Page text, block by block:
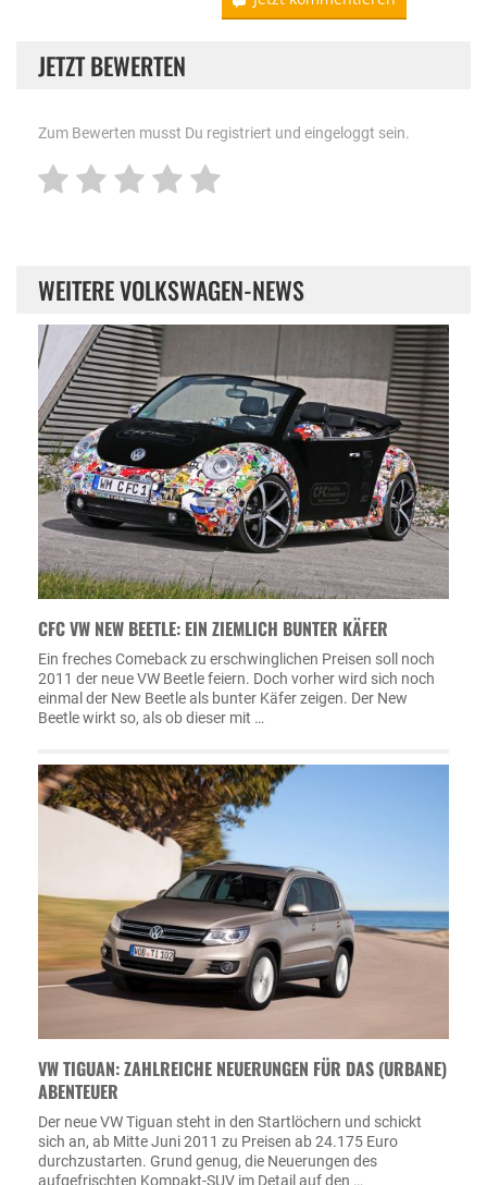
JETZT BEWERTEN
Zum Bewerten musst Du registriert und eingeloggt sein.
WEITERE VOLKSWAGEN-NEWS
CFC VW NEW BEETLE: EIN ZIEMLICH BUNTER KÄFER
Ein freches Comeback zu erschwinglichen Preisen soll noch
2011 der neue VW Beetle feiern. Doch vorher wird sich noch
einmal der New Beetle als bunter Käfer zeigen. Der New
Beetle wirkt so, als ob dieser mit …
VW TIGUAN: ZAHLREICHE NEUERUNGEN FÜR DAS (URBANE)
ABENTEUER
Der neue VW Tiguan steht in den Startlöchern und schickt
sich an, ab Mitte Juni 2011 zu Preisen ab 24.175 Euro
durchzustarten. Grund genug, die Neuerungen des
aufgefrischten Kompakt-SUV im Detail auf den …